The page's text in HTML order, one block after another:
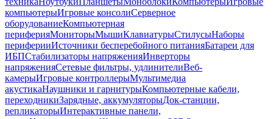
компьютерыИгровые консолиСерверное
оборудованиеКомпьютерная
периферияМониторыМышиКлавиатурыСтилусыНаборы
периферииИсточники бесперебойного питанияБатареи для
ИБПСтабилизаторы напряженияИнверторы
напряженияСетевые фильтры, удлинителиВеб-
камерыИгровые контроллерыМультимедиа
акустикаНаушники и гарнитурыКомпьютерные кабели,
переходникиЗарядные, аккумуляторыДок-станции,
репликаторыИнтерактивные панели,